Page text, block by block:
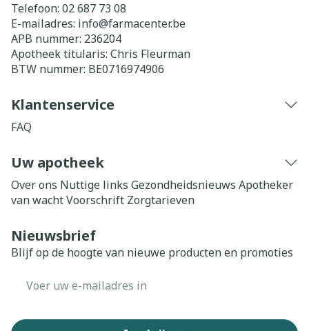
Telefoon: 02 687 73 08
E-mailadres: info@farmacenter.be
APB nummer: 236204
Apotheek titularis: Chris Fleurman
BTW nummer: BE0716974906
Klantenservice
FAQ
Uw apotheek
Over ons Nuttige links Gezondheidsnieuws Apotheker
van wachtVoorschrift Zorgtarieven
Nieuwsbrief
Blijf op de hoogte van nieuwe producten en promoties